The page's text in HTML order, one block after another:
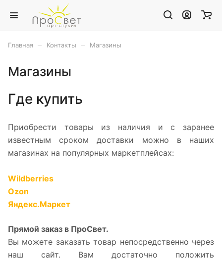
Главная Контакты Магазины
Магазины
Где купить
Приобрести товары из наличия и с заранее
известным сроком доставки можно в наших
магазинах на популярных маркетплейсах:
Wildberries
Ozon
Яндекс.Маркет
Прямой заказ в ПроСвет.
Вы можете заказать товар непосредственно через
наш сайт. Вам достаточно положить